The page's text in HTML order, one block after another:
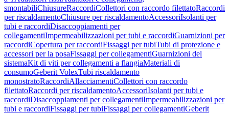
smontabiliChiusureRaccordiCollettori con raccordo filettatoRaccordi
per riscaldamentoChiusure per riscaldamentoAccessoriIsolanti per
tubi e raccordiDisaccoppiamenti per
collegamentiImpermeabilizzazioni per tubi e raccordiGuarnizioni per
raccordiCopertura per raccordiFissaggi per tubiTubi di protezione e
accessori per la posaFissaggi per collegamentiGuarnizioni del
sistemaKit di viti per collegamenti a flangiaMateriali di
consumoGeberit VolexTubi riscaldamento
monostratoRaccordiAllacciamentiCollettori con raccordo
filettatoRaccordi per riscaldamentoAccessoriIsolanti per tubi e
raccordiDisaccoppiamenti per collegamentiImpermeabilizzazioni per
tubi e raccordiFissaggi per tubiFissaggi per collegamentiGeberit